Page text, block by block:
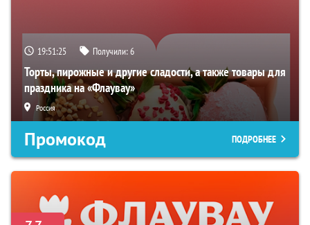
19:51:24 Получили:6
Торты, пирожные и другие сладости, а также товары для
праздника на «Флаувау»
Россия
Промокод ПОДРОБНЕЕ